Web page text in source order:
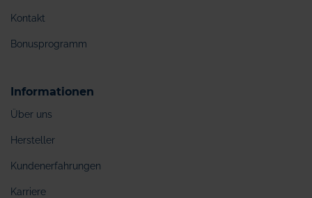
Kontakt
Bonusprogramm
Informationen
Über uns
Hersteller
Kundenerfahrungen
Karriere